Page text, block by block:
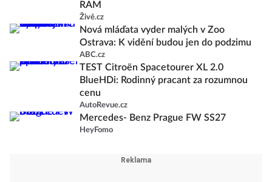
RAM
Živě.cz
Nová mláďata vyder malých v Zoo
Ostrava: K vidění budou jen do podzimu
ABC.cz
TEST Citroën Spacetourer XL 2.0
BlueHDi: Rodinný pracant za rozumnou
cenu
AutoRevue.cz
Mercedes- Benz Prague FW SS27
HeyFomo